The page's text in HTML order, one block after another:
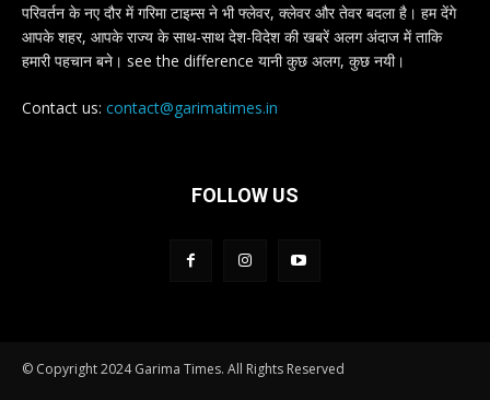
परिवर्तन के नए दौर में गरिमा टाइम्स ने भी फ्लेवर, क्लेवर और तेवर बदला है। हम देंगे
आपके शहर, आपके राज्य के साथ-साथ देश-विदेश की खबरें अलग अंदाज में ताकि
हमारी पहचान बने। see the difference यानी कुछ अलग, कुछ नयी।
Contact us: contact@garimatimes.in
FOLLOW US
© Copyright 2024 Garima Times. All Rights Reserved